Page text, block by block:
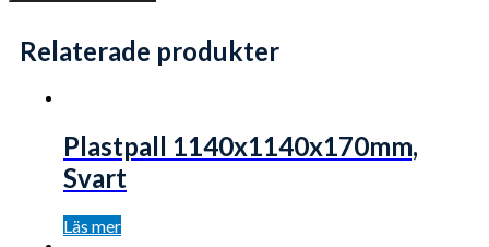
Relaterade produkter
Plastpall 1140x1140x170mm,
Svart
Läs mer